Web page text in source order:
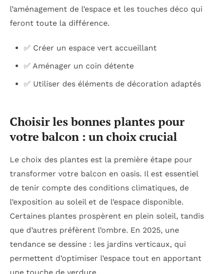
l’aménagement de l’espace et les touches déco qui
feront toute la différence.
✅ Créer un espace vert accueillant
✅ Aménager un coin détente
✅ Utiliser des éléments de décoration adaptés
Choisir les bonnes plantes pour
votre balcon : un choix crucial
Le choix des plantes est la première étape pour
transformer votre balcon en oasis. Il est essentiel
de tenir compte des conditions climatiques, de
l’exposition au soleil et de l’espace disponible.
Certaines plantes prospèrent en plein soleil, tandis
que d’autres préfèrent l’ombre. En 2025, une
tendance se dessine : les jardins verticaux, qui
permettent d’optimiser l’espace tout en apportant